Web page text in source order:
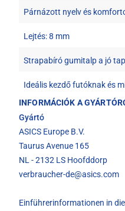
Párnázott nyelv és
Lejtés: 8 mm
Strapabíró gumitalp a jó
Ideális kezdő futóknak és
INFORMÁCIÓK A
Gyártó
ASICS Europe B.V.
Taurus Avenue 165
NL - 2132 LS Hoofddorp
verbraucher-de@asics.com
Einführerinformationen in die